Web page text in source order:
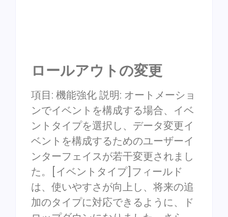
ロールアウトの変更
項目: 機能強化 説明: オートメーショ
ンでイベントを構成する場合、イベ
ントタイプを選択し、データ変更イ
ベントを構成するためのユーザーイ
ンターフェイスが若干変更されまし
た。[イベントタイプ]フィールド
は、使いやすさが向上し、将来の追
加のタイプに対応できるように、ド